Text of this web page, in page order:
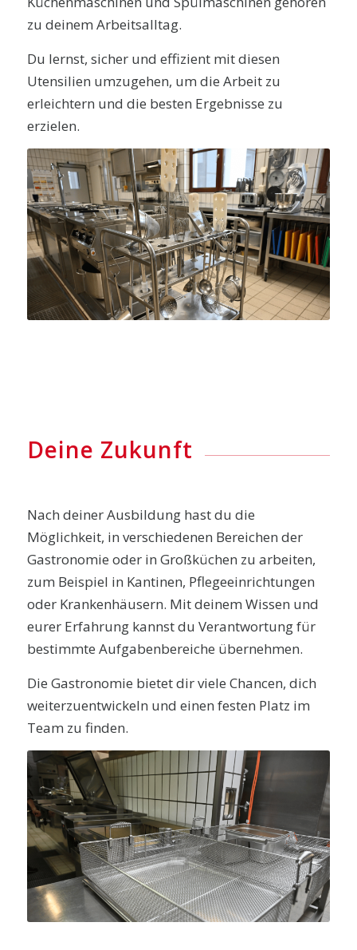
zu deinem Arbeitsalltag.
Du lernst, sicher und effizient mit diesen
Utensilien umzugehen, um die Arbeit zu
erleichtern und die besten Ergebnisse zu
erzielen.
Deine Zukunft
Nach deiner Ausbildung hast du die
Möglichkeit, in verschiedenen Bereichen der
Gastronomie oder in Großküchen zu arbeiten,
zum Beispiel in Kantinen, Pflegeeinrichtungen
oder Krankenhäusern. Mit deinem Wissen und
eurer Erfahrung kannst du Verantwortung für
bestimmte Aufgabenbereiche übernehmen.
Die Gastronomie bietet dir viele Chancen, dich
weiterzuentwickeln und einen festen Platz im
Team zu finden.